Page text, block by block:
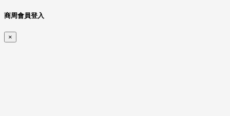
商周會員登入
×